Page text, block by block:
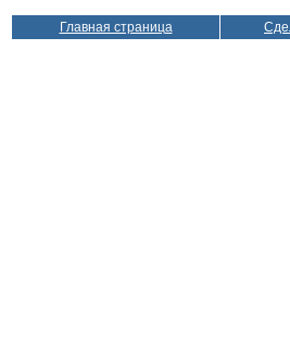
Главная страница